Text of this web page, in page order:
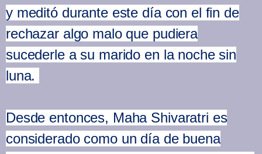
y meditó durante este día con el fin de
rechazar algo malo que pudiera
sucederle a su marido en la noche sin
luna.
Desde entonces, Maha Shivaratri es
considerado como un día de buena